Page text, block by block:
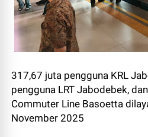
317,67 juta pengguna KRL
pengguna LRT Jabodebek,
Commuter Line Basoetta
November 2025